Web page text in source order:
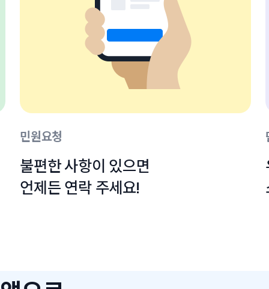
민원요청
불편한 사항이 있으면
언제든 연락 주세요!